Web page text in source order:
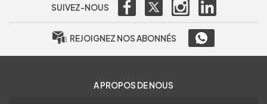
SUIVEZ-NOUS
REJOIGNEZ NOS ABONNÉS
A PROPOS DE NOUS